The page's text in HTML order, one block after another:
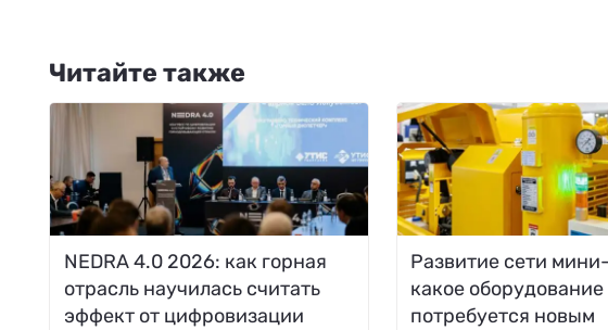
Читайте также
NEDRA 4.0 2026: как горная
отрасль научилась считать
эффект от цифровизации
Развитие сети
какое оборудование
потребуется новым